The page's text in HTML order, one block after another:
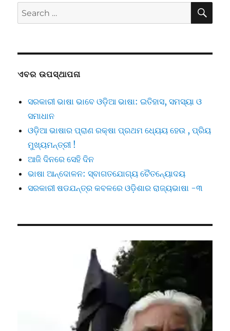
Search
for:
ଏବର ଉପସ୍ଥାପନା
ସରକାରୀ ଭାଷା ଭାବେ ଓଡ଼ିଆ ଭାଷା: ଇତିହାସ, ସମସ୍ୟା ଓ
ସମାଧାନ
ଓଡ଼ିଆ ଭାଷାର ପ୍ରାଣ ରକ୍ଷା ପ୍ରଥମ ଧ୍ୟେୟ ହେଉ , ପ୍ରିୟ
ମୁଖ୍ୟମନ୍ତ୍ରୀ !
ଆଜି ଦିନରେ ସେହି ଦିନ
ଭାଷା ଆନ୍ଦୋଳନ: ସ୍ବାଗତଯୋଗ୍ୟ ଚୈତନ୍ୟୋଦୟ
ସରକାରୀ ଷଡଯନ୍ତ୍ର କବଳରେ ଓଡ଼ିଶାର ରାଜ୍ୟଭାଷା -୩